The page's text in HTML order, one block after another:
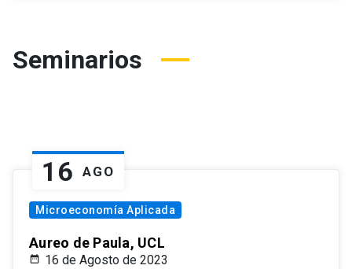
Seminarios
16 AGO
Microeconomía Aplicada
Aureo de Paula, UCL
16 de Agosto de 2023